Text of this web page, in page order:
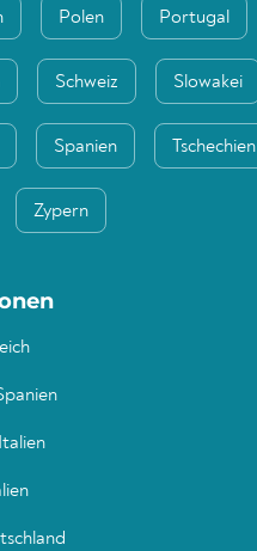
Polen Portugal
Schweiz Slowakei
Spanien Tschechien
Zypern